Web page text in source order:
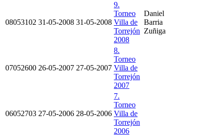
08053102 31-05-2008 31-05-2008
9.
Torneo
Villa de
Torrejón
2008
Daniel
Barria
Zuñiga
07052600 26-05-2007 27-05-2007
8.
Torneo
Villa de
Torrejón
2007
06052703 27-05-2006 28-05-2006
7.
Torneo
Villa de
Torrejón
2006